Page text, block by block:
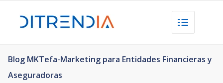
Blog MKTefa-Marketing para Entidades Financieras y
Aseguradoras